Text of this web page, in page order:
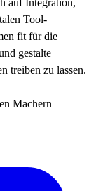
auf Integration,
Tool-
fit für die
gestalte
treiben zu lassen.
Machern